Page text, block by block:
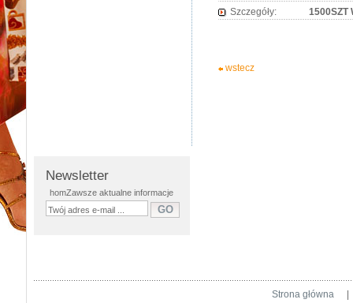
Newsletter
homZawsze aktualne informacje
Szczegóły:
1500SZT
wstecz
Strona główna